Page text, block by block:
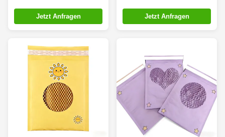
Papierversandtasche mit
Honigwaben-
Schutzverpackungen
Jetzt Anfragen
100% recycelbarer
Honigtuchkissenstruktur
Jetzt Anfragen